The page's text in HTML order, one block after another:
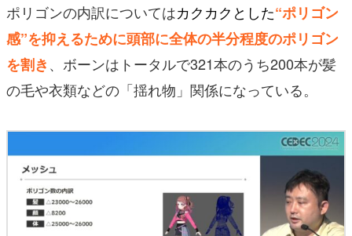
ポリゴンの内訳についてはカクカクとした“ポリゴン
感”を抑えるために頭部に全体の半分程度のポリゴン
を割き、ボーンはトータルで321本のうち200本が髪
の毛や衣類などの「揺れ物」関係になっている。